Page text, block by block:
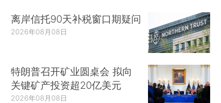
离岸信托90天补税窗口期疑问
2026年08月08日
特朗普召开矿业圆桌会 拟向
关键矿产投资超20亿美元
2026年08月08日